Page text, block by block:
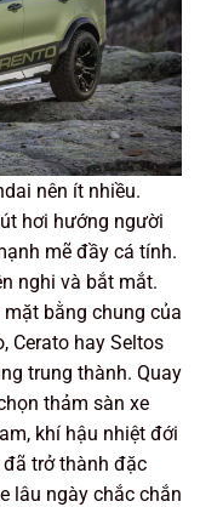
nên ít nhiều.
hơi hướng người
mẽ đầy cá tính.
nghi và bắt mắt.
bằng chung của
Cerato hay Seltos
trung thành. Quay
thảm sàn xe
khí hậu nhiệt đới
trở thành đặc
lâu ngày chắc chắn